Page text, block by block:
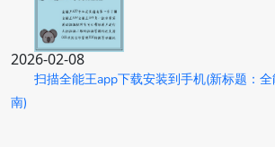
2026-02-08
扫描全能王app下载安装到手机(新标题：
南)